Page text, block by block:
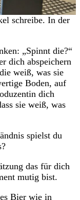
schreibe. In der
„Spinnt die?“
dich abspeichern
weiß, was sie
Boden, auf
dich
sie weiß, was
spielst du
das für dich
mutig bist.
Bier wie in